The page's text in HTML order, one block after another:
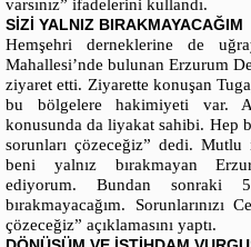
varsınız” ifadelerini kullandı.
SİZİ YALNIZ BIRAKMAYACAĞIM
Hemşehri derneklerine de
Mahallesi’nde bulunan Erzurum
ziyaret etti. Ziyarette konuşan
bu bölgelere hakimiyeti var.
konusunda da liyakat sahibi. Hep
sorunları çözeceğiz” dedi. Mutlu
beni yalnız bırakmayan
ediyorum. Bundan
bırakmayacağım.
çözeceğiz” açıklamasını yaptı.